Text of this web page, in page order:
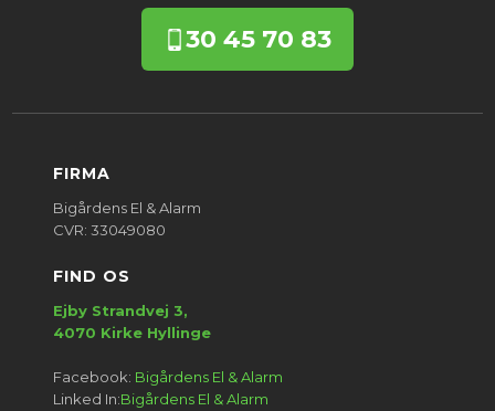
30 45 70 83
FIRMA​
Bigårdens El & Alarm
​CVR: 33049080
FIND OS
Ejby Strandvej 3,
​4070 Kirke Hyllinge​
Facebook: Bigårdens El & Alarm
Linked In:Bigårdens El & Alarm